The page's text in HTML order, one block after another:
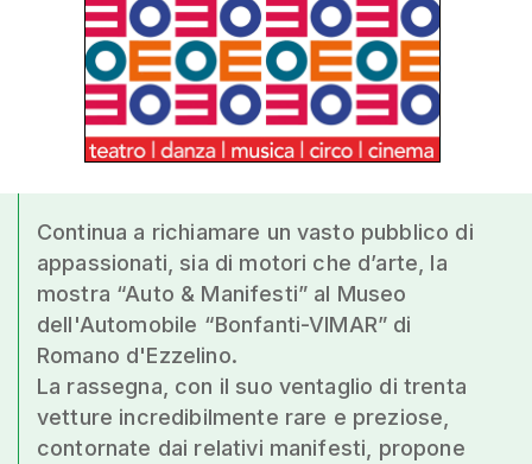
Continua a richiamare un vasto pubblico di
appassionati, sia di motori che d’arte, la
mostra “Auto & Manifesti” al Museo
dell'Automobile “Bonfanti-VIMAR” di
Romano d'Ezzelino.
La rassegna, con il suo ventaglio di trenta
vetture incredibilmente rare e preziose,
contornate dai relativi manifesti, propone